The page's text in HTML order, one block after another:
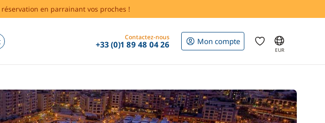
en parrainant vos proches !
Contactez-nous
+33 (0)1 89 48 04 26 Mon compte
EUR